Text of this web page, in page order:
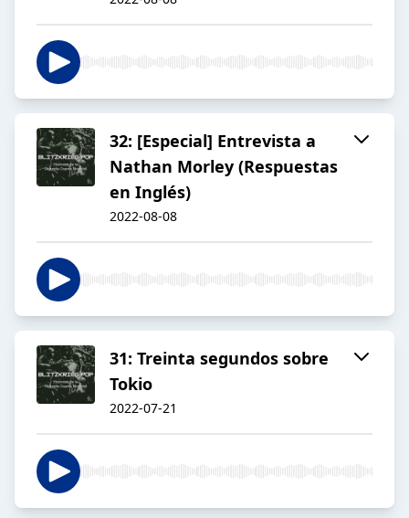
32: [Especial] Entrevista a
Nathan Morley (Respuestas
en Inglés)
2022-08-08
31: Treinta segundos sobre
Tokio
2022-07-21